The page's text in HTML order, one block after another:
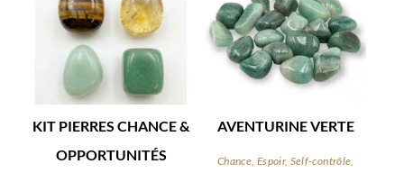
KIT PIERRES CHANCE &
OPPORTUNITÉS
AVENTURINE VERTE
Chance, Espoir, Self-contrôle,